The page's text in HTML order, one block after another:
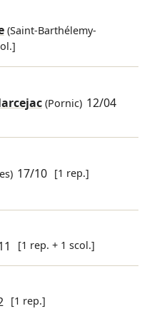
(Saint-Barthélemy-
(Pornic) 12/04
17/10 [1 rep.]
[1 rep. + 1 scol.]
[1 rep.]